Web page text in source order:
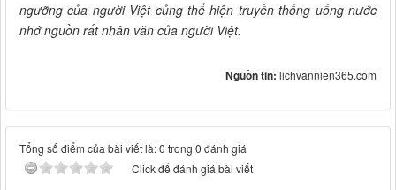
ngưỡng của người Việt củng thể hiện truyền thống uống nước
nhớ nguồn rất nhân văn của người Việt.
Nguồn tin: lichvannien365.com
Tổng số điểm của bài viết là: 0 trong 0 đánh giá
Click để đánh giá bài viết